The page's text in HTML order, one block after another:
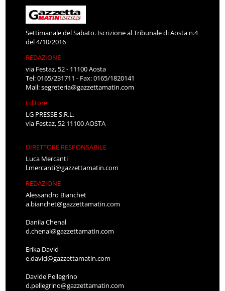
Settimanale del Sabato. Iscrizione al Tribunale di Aosta n.4
del 4/10/2016
REDAZIONE
via Festaz, 52 - 11100 Aosta
Tel: 0165/231711 - Fax: 0165/1820141
Mail:segreteria@gazzettamatin.com
Editore
LG PRESSE S.R.L.
via Festaz, 52 11100 AOSTA
DIRETTORE RESPONSABILE
Luca Mercanti
l.mercanti@gazzettamatin.com
REDAZIONE
Alessandro Bianchet
a.bianchet@gazzettamatin.com
Danila Chenal
d.chenal@gazzettamatin.com
Erika David
e.david@gazzettamatin.com
Davide Pellegrino
d.pellegrino@gazzettamatin.com